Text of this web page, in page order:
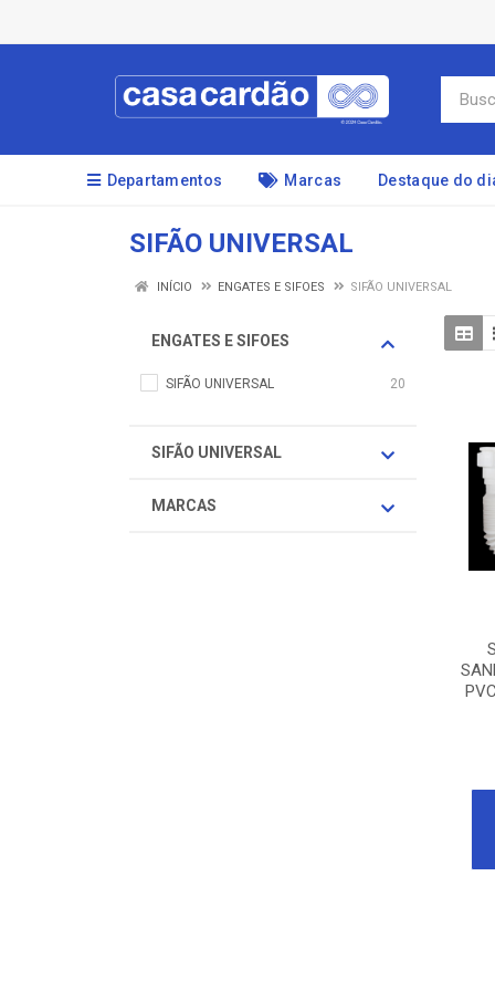
Departamentos Marcas Destaque do
SIFÃO UNIVERSAL
INÍCIO ENGATES E SIFOES SIFÃO UNIVERSAL
ENGATES E SIFOES
SIFÃO UNIVERSAL 20
SIFÃO UNIVERSAL
MARCAS